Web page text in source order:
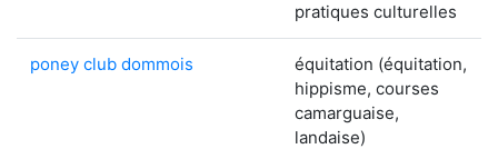
pratiques culturelles
poney club dommois
équitation (équitation,
hippisme, courses
camarguaise,
landaise)